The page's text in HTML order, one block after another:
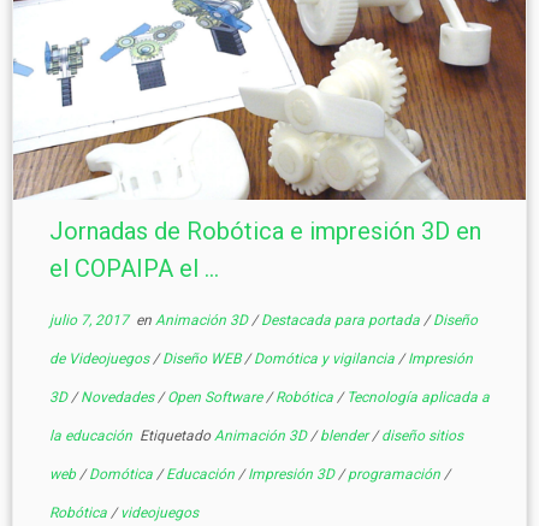
Jornadas de Robótica e impresión 3D en
el COPAIPA el ...
julio 7, 2017en Animación 3D /Destacada para portada /Diseño
de Videojuegos /Diseño WEB/Domótica y vigilancia /Impresión
3D /Novedades /Open Software /Robótica / Tecnología aplicada a
la educación Etiquetado Animación 3D /blender/diseño sitios
web /Domótica /Educación /Impresión 3D /programación /
Robótica /videojuegos